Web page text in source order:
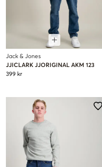
Jack & Jones
JJICLARK JJORIGINAL AKM 123
399 kr